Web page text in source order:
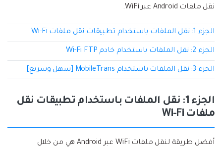
نقل WhatsApp
تحديث iOS
تعقب الموقع
MobileTrans App
نقل بيانات الهاتف وبيانات WhatsApp والملفات بين
Status Saver for WhatsApp
حفاظ الحالة ، وقراءة الدردشات المحذوفة، واستخدام
نقل ملفات Android عبر WiFi.
الجزء 1: نقل الملفات باستخدام تطبيقات نقل ملفات Wi-Fi
الجزء 2: نقل الملفات باستخدام خادم Wi-Fi FTP
الجزء 3: نقل الملفات باستخدام MobileTrans [سهل وسريع]
الجزء 1: نقل الملفات باستخدام تطبيقات نقل
ملفات Wi-Fi
أفضل طريقة لنقل ملفات WiFi عبر Android هي من خلال